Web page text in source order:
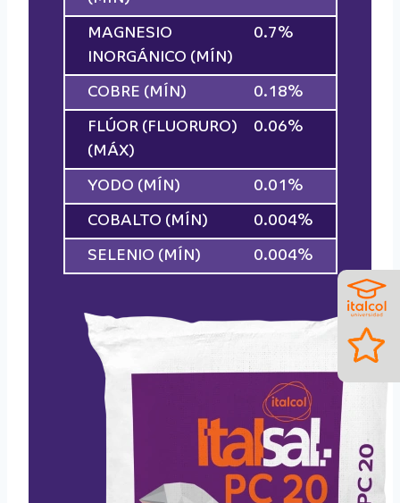
MAGNESIO
INORGÁNICO (MÍN)
0.7%
COBRE (MÍN) 0.18%
FLÚOR (FLUORURO)
(MÁX)
0.06%
YODO (MÍN) 0.01%
COBALTO (MÍN) 0.004%
SELENIO (MÍN) 0.004%